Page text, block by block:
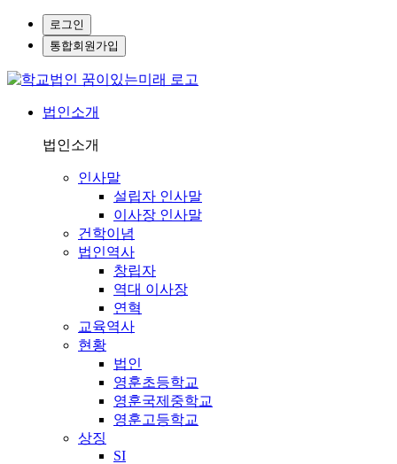
로그인
통합회원가입
법인소개
법인소개
인사말
설립자 인사말
이사장 인사말
건학이념
법인역사
창립자
역대 이사장
연혁
교육역사
현황
법인
영훈초등학교
영훈국제중학교
영훈고등학교
상징
SI